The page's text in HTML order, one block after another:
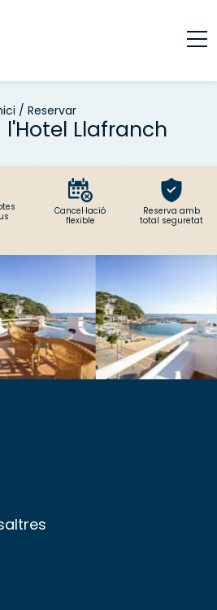
/ Reservar
l'Hotel Llafranch
Cancel·lació
flexible
Reserva amb
total seguretat